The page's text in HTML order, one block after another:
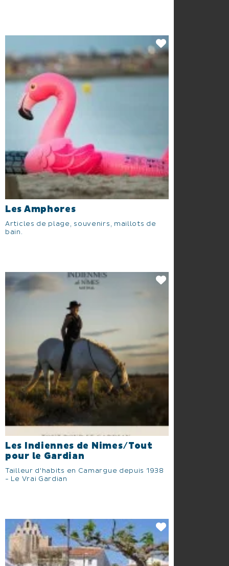
Les Amphores
Articles de plage, souvenirs, maillots de
bain.
Les Indiennes de Nimes/Tout
pour le Gardian
Tailleur d'habits en Camargue depuis 1938
- Le Vrai Gardian